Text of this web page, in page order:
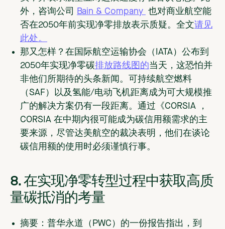
外，咨询公司
Bain & Company 也对商业航空能
否在2050年前实现净零排放表示质疑。全文请见
此处。
那又怎样？ 在国际航空运输协会（IATA）公布到
2050年实现净零碳排放路线图的当天，这恐怕并
非他们所期待的头条新闻。可持续航空燃料
（SAF）以及氢能/电动飞机距离成为可大规模推
广的解决方案仍有一段距离。通过《CORSIA ，
CORSIA 在中期内很可能成为碳信用额需求的主
要来源，尽管达美航空的裁决表明，他们在谈论
碳信用额的使用时必须谨慎行事。
8. 在实现净零转型过程中获取高质
量碳抵消的考量
摘要： 普华永道（PWC）的一份报告指出，到